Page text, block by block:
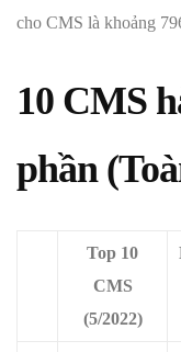
cho CMS là khoảng
10 CMS
phần
Top 10
CMS
(5/2022)